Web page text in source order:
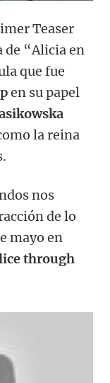
Teaser
de “Alicia en
que fue
en su papel
la reina
nos
de lo
mayo en
through